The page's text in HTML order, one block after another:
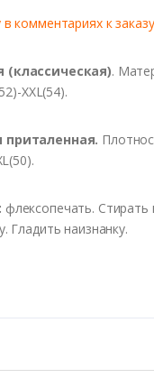
комментариях к
(классическая).
XXL(54).
приталенная.
флексопечать.
Гладить наизнанку.